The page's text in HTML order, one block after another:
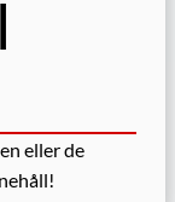
eller de